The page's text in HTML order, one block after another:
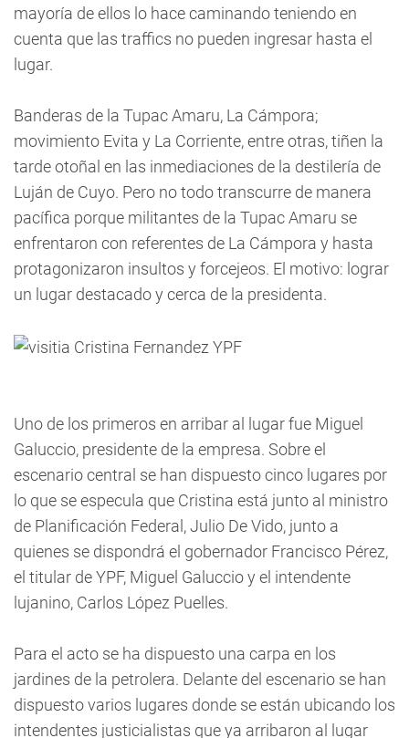
mayoría de ellos lo hace caminando teniendo en
cuenta que las traffics no pueden ingresar hasta el
lugar.
Banderas de la Tupac Amaru, La Cámpora;
movimiento Evita y La Corriente, entre otras, tiñen la
tarde otoñal en las inmediaciones de la destilería de
Luján de Cuyo. Pero no todo transcurre de manera
pacífica porque militantes de la Tupac Amaru se
enfrentaron con referentes de La Cámpora y hasta
protagonizaron insultos y forcejeos. El motivo: lograr
un lugar destacado y cerca de la presidenta.
Uno de los primeros en arribar al lugar fue Miguel
Galuccio, presidente de la empresa. Sobre el
escenario central se han dispuesto cinco lugares por
lo que se especula que Cristina está junto al ministro
de Planificación Federal, Julio De Vido, junto a
quienes se dispondrá el gobernador Francisco Pérez,
el titular de YPF, Miguel Galuccio y el intendente
lujanino, Carlos López Puelles.
Para el acto se ha dispuesto una carpa en los
jardines de la petrolera. Delante del escenario se han
dispuesto varios lugares donde se están ubicando los
intendentes justicialistas que ya arribaron al lugar